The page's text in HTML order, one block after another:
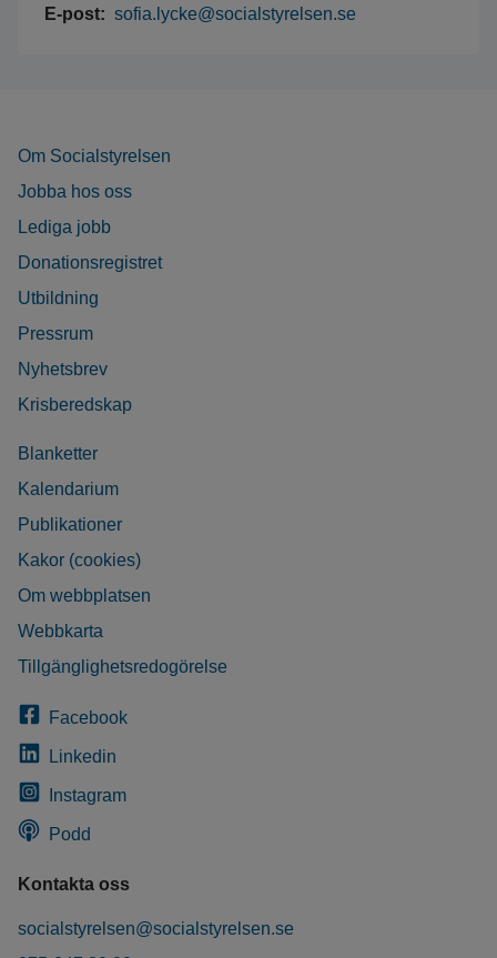
E-post: sofia.lycke@socialstyrelsen.se
Om Socialstyrelsen
Jobba hos oss
Lediga jobb
Donationsregistret
Utbildning
Pressrum
Nyhetsbrev
Krisberedskap
Blanketter
Kalendarium
Publikationer
Kakor (cookies)
Om webbplatsen
Webbkarta
Tillgänglighetsredogörelse
Facebook
Linkedin
Instagram
Podd
Kontakta oss
socialstyrelsen@socialstyrelsen.se